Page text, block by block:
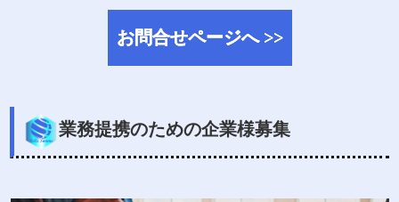
お問合せページへ >>
業務提携のための企業様募集